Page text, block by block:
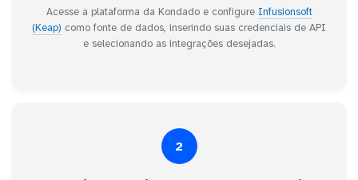
Acesse a plataforma da Kondado e configure Infusionsoft
(Keap) como fonte de dados, inserindo suas credenciais de API
e selecionando as integrações desejadas.
2